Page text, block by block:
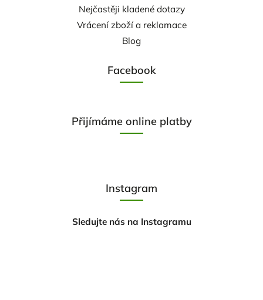
Nejčastěji kladené dotazy
Vrácení zboží a reklamace
Blog
Facebook
Přijímáme online platby
Instagram
Sledujte nás na Instagramu